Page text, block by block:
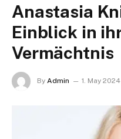
Anastasia
Einblick in
Vermächtnis
By Admin 1. May 2024